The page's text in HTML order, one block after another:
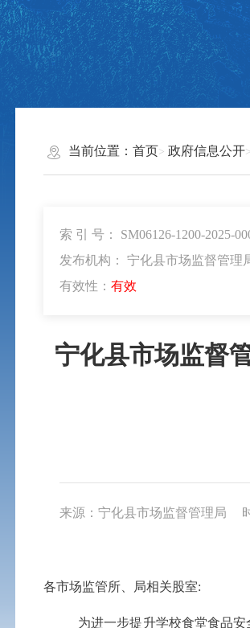
当前位置： 首页 政府信息公开
索 引 号： SM06126-1200-2025-
发布机构： 宁化县市场监督管理
有效性： 有效
宁化县市场监督
来源：宁化县市场监督管理局
各市场监管所、局相关股室:
为进一步提升学校食堂食品